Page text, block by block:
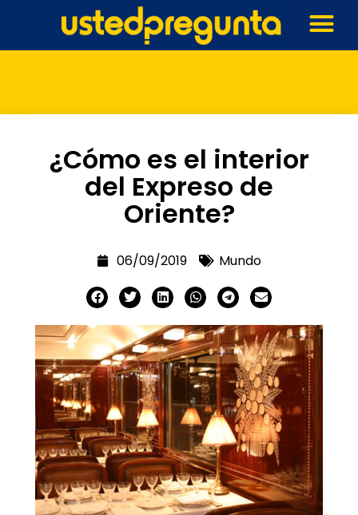
¿Cómo es el interior
del Expreso de
Oriente?
06/09/2019 Mundo